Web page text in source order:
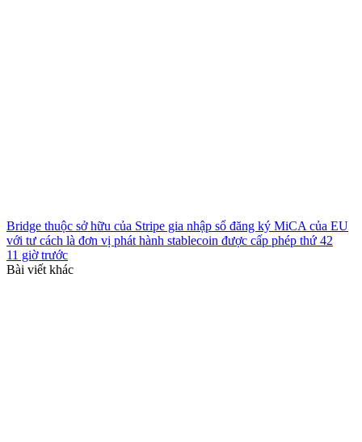
Bridge thuộc sở hữu của Stripe gia nhập sổ đăng ký MiCA của EU
với tư cách là đơn vị phát hành stablecoin được cấp phép thứ 42
11 giờ trước
Bài viết khác